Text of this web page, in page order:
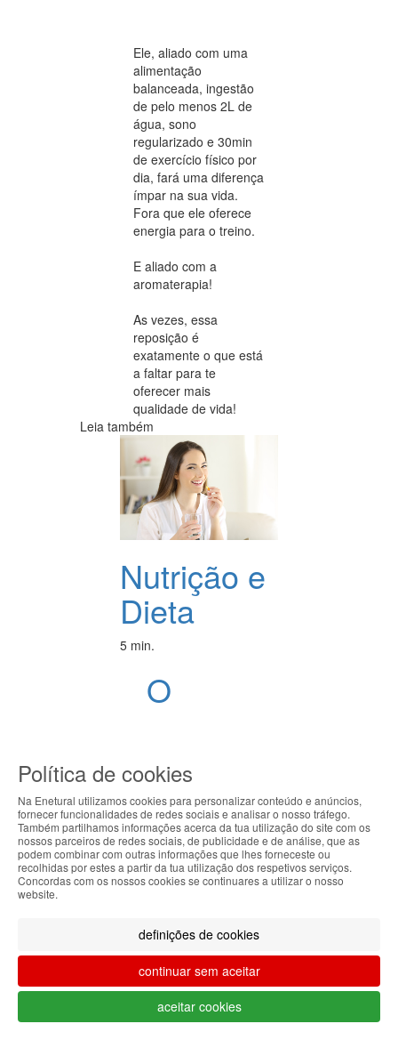
Ele, aliado com uma
alimentação
balanceada, ingestão
de pelo menos 2L de
água, sono
regularizado e 30min
de exercício físico por
dia, fará uma diferença
ímpar na sua vida.
Fora que ele oferece
energia para o treino.
E aliado com a
aromaterapia!
As vezes, essa
reposição é
exatamente o que está
a faltar para te
oferecer mais
qualidade de vida!
Leia também
Nutrição e
Dieta
5 min.
O
dos
Suplementos
Desportivos:
O Guia
Descomplicado
para
uma
Vida
ABOUT THE COOKIES
Enetural handles information about your visit using
cookies that improve the performance of the
website, facilitate sharing via social networks and
continuing to browse our site, you accept the use of
these cookies. For more information, see our
Privacy and Cookie Policy. You can configure your
preferences in Cookie settings.
Accepted
Política de cookies
Na Enetural utilizamos cookies para personalizar conteúdo e anúncios,
fornecer funcionalidades de redes sociais e analisar o nosso tráfego.
Também partilhamos informações acerca da tua utilização do site com os
nossos parceiros de redes sociais, de publicidade e de análise, que as
podem combinar com outras informações que lhes forneceste ou
recolhidas por estes a partir da tua utilização dos respetivos serviços.
Concordas com os nossos cookies se continuares a utilizar o nosso
website.
definições de cookies
continuar sem aceitar
aceitar cookies